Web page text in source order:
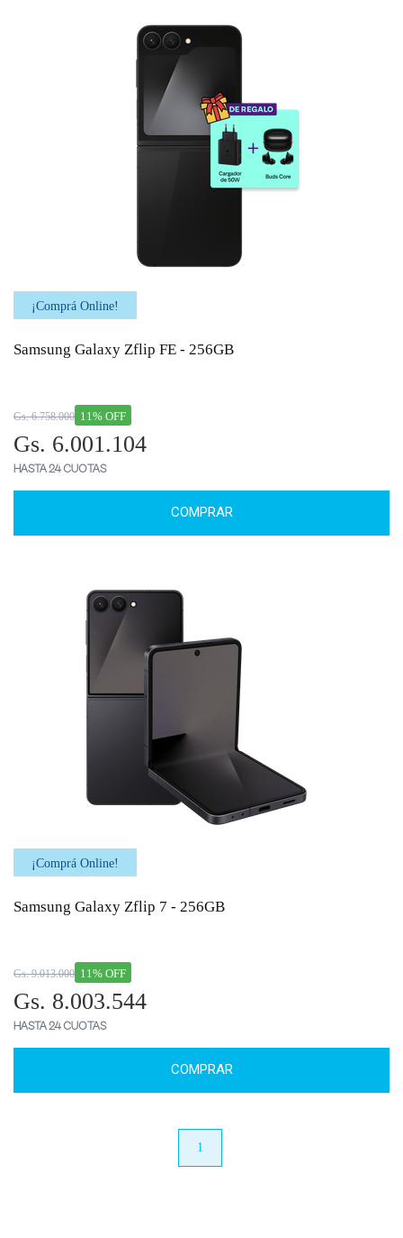
¡Comprá Online!
Samsung Galaxy Zflip FE - 256GB
11% OFF
Gs. 6.758.000
Gs. 6.001.104
HASTA 24 CUOTAS
COMPRAR
¡Comprá Online!
Samsung Galaxy Zflip 7 - 256GB
11% OFF
Gs. 9.013.000
Gs. 8.003.544
HASTA 24 CUOTAS
COMPRAR
1